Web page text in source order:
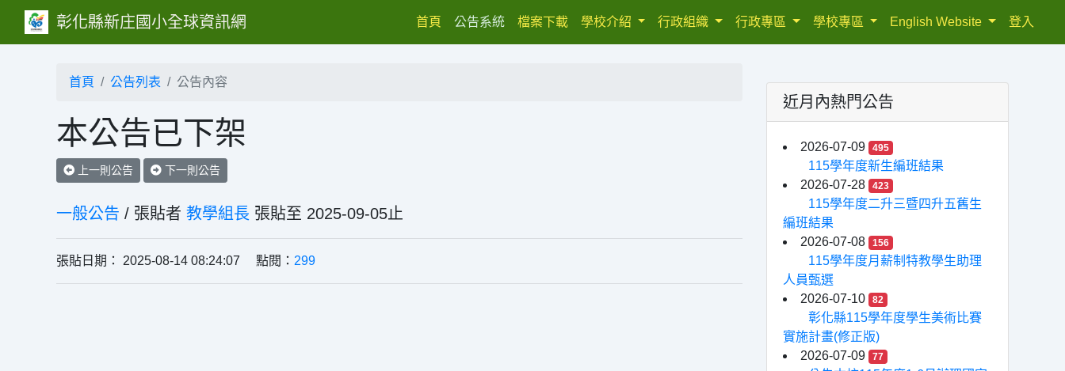
彰化縣新庄國小全球資訊網 首頁(current)
公告系統 檔案下載 學校介紹 行政組織 行政專區 學校專區 English Website 登入
首頁 公告列表 公告內容
本公告已下架
上一則公告 下一則公告
一般公告 / 張貼者 教學組長 張貼至 2025-09-05止
張貼日期： 2025-08-14 08:24:07 點閱： 299
近月內熱門公告
2026-07-09 495
115學年度新生編班結果
2026-07-28
423
115學年度二升三暨四升五舊生
編班結果
2026-07-08
156
115學年度月薪制特教學生助理
人員甄選
2026-07-10
82
彰化縣115學年度學生美術比賽
實施計畫(修正版)
2026-07-09
77